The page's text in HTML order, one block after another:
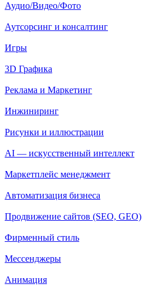
Аудио/Видео/Фото
Аутсорсинг и консалтинг
Игры
3D Графика
Реклама и Маркетинг
Инжиниринг
Рисунки и иллюстрации
AI — искусственный интеллект
Маркетплейс менеджмент
Автоматизация бизнеса
Продвижение сайтов (SEO, GEO)
Фирменный стиль
Мессенджеры
Анимация